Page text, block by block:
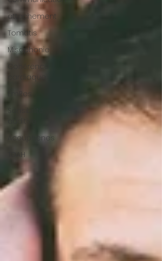
attachement
Tomatis
Misophonie
Cohérence
cardiaque
EmRes
Acouphènes
TDAH